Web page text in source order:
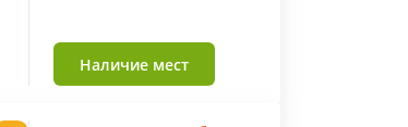
Наличие мест